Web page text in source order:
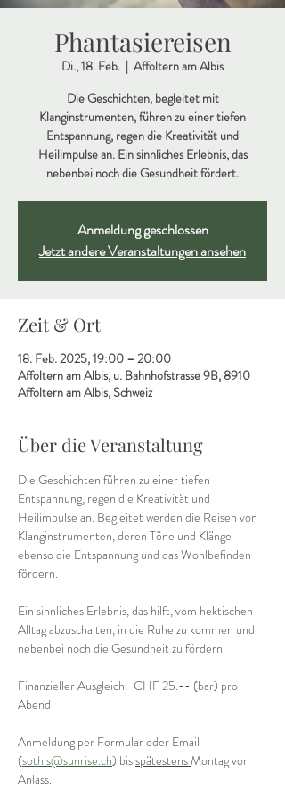
Phantasiereisen
Di., 18. Feb.
  |
Affoltern am Albis
Die Geschichten, begleitet mit
Klanginstrumenten, führen zu einer tiefen
Entspannung, regen die Kreativität und
Heilimpulse an. Ein sinnliches Erlebnis, das
nebenbei noch die Gesundheit fördert.
Anmeldung geschlossen
Jetzt andere Veranstaltungen ansehen
Zeit & Ort
18. Feb. 2025, 19:00 – 20:00
Affoltern am Albis, u. Bahnhofstrasse 9B, 8910
Affoltern am Albis, Schweiz
Über die Veranstaltung
Die Geschichten führen zu einer tiefen
Entspannung, regen die Kreativität und
Heilimpulse an. Begleitet werden die Reisen von
Klanginstrumenten, deren Töne und Klänge
ebenso die Entspannung und das Wohlbefinden
fördern.
Ein sinnliches Erlebnis, das hilft, vom hektischen
Alltag abzuschalten, in die Ruhe zu kommen und
nebenbei noch die Gesundheit zu fördern.
Finanzieller Ausgleich:  CHF 25.-- (bar) pro
Abend
Anmeldung per Formular oder Email
(sothis@sunrise.ch) bis spätestens Montag vor
Anlass.